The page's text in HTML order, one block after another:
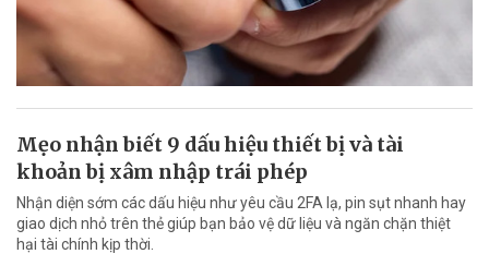
Mẹo nhận biết 9 dấu hiệu thiết bị và tài
khoản bị xâm nhập trái phép
Nhận diện sớm các dấu hiệu như yêu cầu 2FA lạ, pin sụt nhanh hay
giao dịch nhỏ trên thẻ giúp bạn bảo vệ dữ liệu và ngăn chặn thiệt
hại tài chính kịp thời.